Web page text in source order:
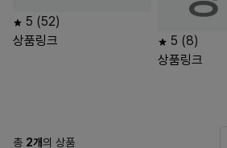
5 (52)
상품링크
5 (8)
상품링크
총 2개의 상품